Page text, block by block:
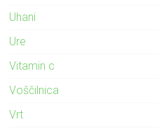
Uhani
Ure
Vitamin c
Voščilnica
Vrt